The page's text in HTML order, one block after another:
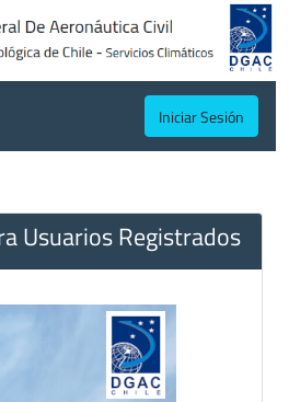
Iniciar Sesión
Usuarios Registrados